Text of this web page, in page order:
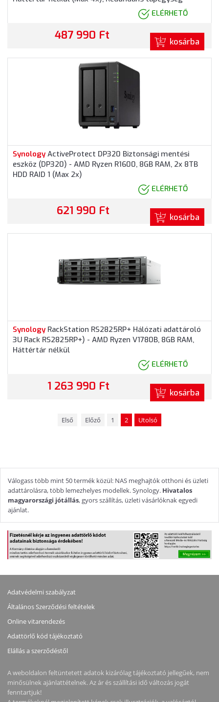
ELÉRHETŐ
487 990 Ft kosárba
Synology ActiveProtect DP320 Biztonsági mentési
eszköz (DP320) - AMD Ryzen R1600, 8GB RAM, 2x 8TB
HDD RAID 1 (Max 2x)
ELÉRHETŐ
621 990 Ft kosárba
Synology RackStation RS2825RP+ Hálózati adattároló
3U Rack RS2825RP+) - AMD Ryzen V1780B, 8GB RAM,
Háttértár nélkül
ELÉRHETŐ
1 263 990 Ft kosárba
Első Előző 1 2 Utolsó
Válogass több mint 50 termék közül: NAS meghajtók otthoni és üzleti
adattárolásra, több lemezhelyes modellek. Synology. Hivatalos
magyarországi jótállás, gyors szállítás, üzleti vásárlóknak egyedi
ajánlat.
Adatvédelmi szabályzat
Általános Szerződési feltételek
Online vitarendezés
Adattörlő kód tájékoztató
Elállás a szerződéstől
A weboldalon feltüntetett adatok kizárólag tájékoztató jellegűek, nem
minősülnek ajánlattételnek. Az ár és szállítási idő változás jogát
fenntartjuk!